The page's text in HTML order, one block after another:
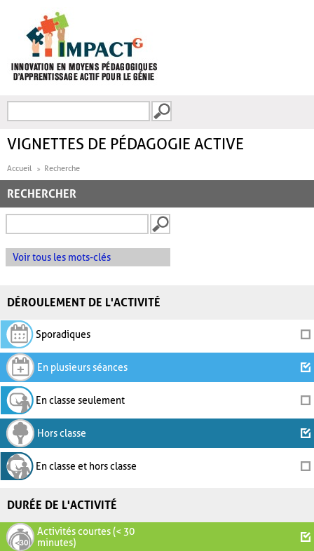
FORMULAIRE DE
VIGNETTES DE PÉDAGOGIE ACTIVE
Accueil Recherche
RECHERCHER
Voir tous les mots-clés
DÉROULEMENT DE L'ACTIVITÉ
Sporadiques
En plusieurs séances
En classe seulement
Hors classe
En classe et hors classe
DURÉE DE L'ACTIVITÉ
Activités courtes (< 30
minutes)